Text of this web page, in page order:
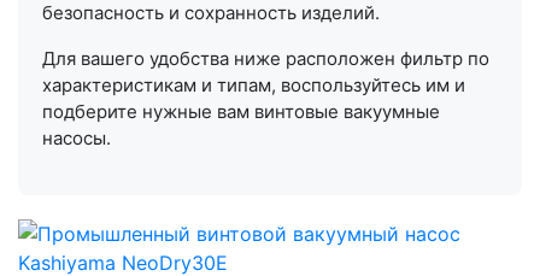
безопасность и сохранность изделий.
Для вашего удобства ниже расположен фильтр по
характеристикам и типам, воспользуйтесь им и
подберите нужные вам винтовые вакуумные
насосы.